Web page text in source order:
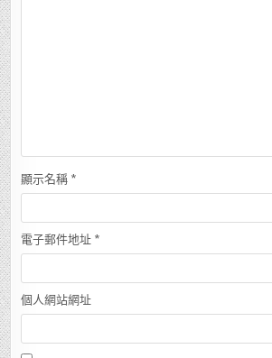
顯示名稱 *
電子郵件地址 *
個人網站網址